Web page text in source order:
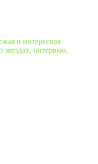
и интересная
интервью,